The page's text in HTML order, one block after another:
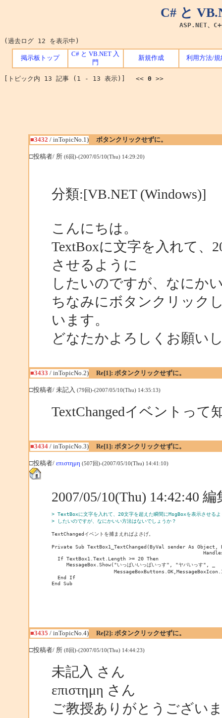
C# と
ASP.NET、
(過去ログ 12 を表示中)
掲示板トップ
C# と VB.NET 入
門
新規作成 利用方法/規
[トピック内 13 記事 (1 - 13 表示)] << 0 >>
■3432 / inTopicNo.1) ボタンクリックせずに。
□投稿者/ 所 (6回)-(2007/05/10(Thu) 14:29:20)
分類:[VB.NET (Windows)]
こんにちは。
TextBoxに文字を入れて、
させるように
したいのですが、なにか
ちなみにボタンクリック
います。
どなたかよろしくお願い
■3433 / inTopicNo.2) Re[1]: ボタンクリックせずに。
□投稿者/ 未記入 (79回)-(2007/05/10(Thu) 14:35:13)
TextChangedイベントって
■3434/ inTopicNo.3) Re[1]: ボタンクリックせずに。
□投稿者/ επιστημη (507回)-(2007/05/10(Thu) 14:41:10)
2007/05/10(Thu) 14:42:40
> TextBoxに文字を入れて、20文字を超えた瞬間にMsgBoxを表示させるよ
> したいのですが、なにかいい方法はないでしょうか？
TextChangedイベントを捕まえればよさげ。
Private Sub TextBox1_TextChanged(ByVal sender As
  If TextBox1.Text.Length >= 20 Then
     MessageBox.Show("いっぱいいっぱいっす", "ヤバいっす", _
  End If
End Sub
■3435 / inTopicNo.4) Re[2]: ボタンクリックせずに。
□投稿者/ 所 (8回)-(2007/05/10(Thu) 14:44:23)
未記入 さん
επιστημη さん
ご教授ありがとうござい